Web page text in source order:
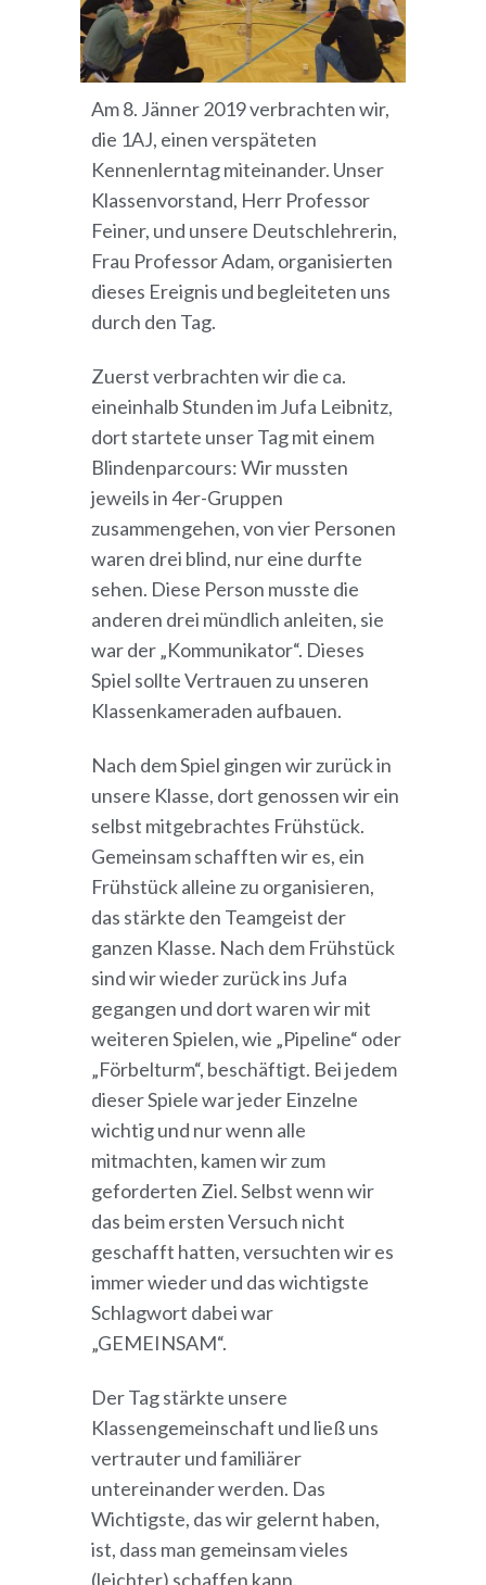
Am 8. Jänner 2019 verbrachten wir,
die 1AJ, einen verspäteten
Kennenlerntag miteinander. Unser
Klassenvorstand, Herr Professor
Feiner, und unsere Deutschlehrerin,
Frau Professor Adam, organisierten
dieses Ereignis und begleiteten uns
durch den Tag.
Zuerst verbrachten wir die ca.
eineinhalb Stunden im Jufa Leibnitz,
dort startete unser Tag mit einem
Blindenparcours: Wir mussten
jeweils in 4er-Gruppen
zusammengehen, von vier Personen
waren drei blind, nur eine durfte
sehen. Diese Person musste die
anderen drei mündlich anleiten, sie
war der „Kommunikator“. Dieses
Spiel sollte Vertrauen zu unseren
Klassenkameraden aufbauen.
Nach dem Spiel gingen wir zurück in
unsere Klasse, dort genossen wir ein
selbst mitgebrachtes Frühstück.
Gemeinsam schafften wir es, ein
Frühstück alleine zu organisieren,
das stärkte den Teamgeist der
ganzen Klasse. Nach dem Frühstück
sind wir wieder zurück ins Jufa
gegangen und dort waren wir mit
weiteren Spielen, wie „Pipeline“ oder
„Förbelturm“, beschäftigt. Bei jedem
dieser Spiele war jeder Einzelne
wichtig und nur wenn alle
mitmachten, kamen wir zum
geforderten Ziel. Selbst wenn wir
das beim ersten Versuch nicht
geschafft hatten, versuchten wir es
immer wieder und das wichtigste
Schlagwort dabei war
„GEMEINSAM“.
Der Tag stärkte unsere
Klassengemeinschaft und ließ uns
vertrauter und familiärer
untereinander werden. Das
Wichtigste, das wir gelernt haben,
ist, dass man gemeinsam vieles
(leichter) schaffen kann.